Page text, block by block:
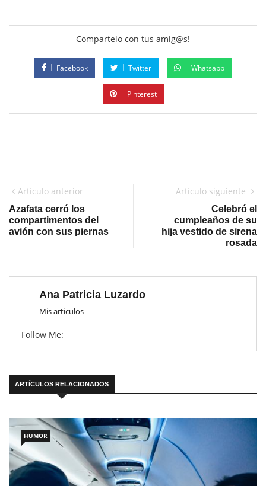
Compartelo con tus amig@s!
Facebook Twitter Whatsapp
Pinterest
Artículo anterior
Azafata cerró los
compartimentos del
avión con sus piernas
Artículo siguiente
Celebró el
cumpleaños de su
hija vestido de sirena
rosada
Ana Patricia Luzardo
Mis articulos
Follow Me:
ARTÍCULOS RELACIONADOS
HUMOR